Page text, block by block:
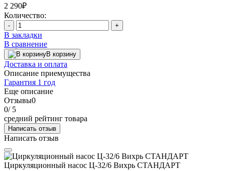
2 290₽
Количество:
- +
В закладки
В сравнение
В корзину
Доставка и оплата
Описание приемущества
Гарантия 1 год
Еще описание
Отзывы0
0/ 5
средний рейтинг товара
Написать отзыв
Написать отзыв
Циркуляционный насос Ц-32/6 Вихрь СТАНДАРТ